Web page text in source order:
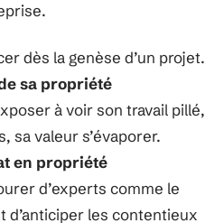
dès la genèse d’un projet.
sa propriété
à voir son travail pillé,
sa valeur s’évaporer.
en propriété
d’experts comme le
d’anticiper les contentieux